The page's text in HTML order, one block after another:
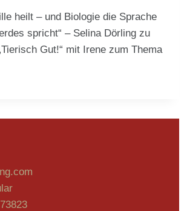
heilt – und Biologie die Sprache
spricht“ – Selina Dörling zu
Gut!“ mit Irene zum Thema